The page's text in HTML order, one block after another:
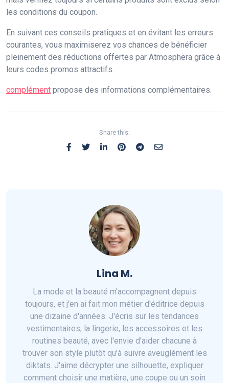
les conditions du coupon.
En suivant ces conseils pratiques et en évitant les erreurs
courantes, vous maximiserez vos chances de bénéficier
pleinement des réductions offertes par Atmosphera grâce à
leurs codes promos attractifs.
complément propose des informations complémentaires.
Share this:
Lina M.
La mode et la beauté m'accompagnent depuis
toujours, et j'en ai fait mon métier d'éditrice depuis
une dizaine d'années. J'écris sur les tendances
vestimentaires, la lingerie, les accessoires et les
routines beauté, avec l'envie d'aider chacune à
trouver son style plutôt qu'à suivre aveuglément les
diktats. J'aime décrypter une silhouette, expliquer
comment choisir une matière, une coupe ou un soin